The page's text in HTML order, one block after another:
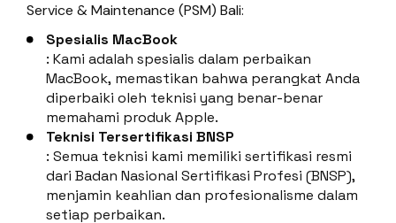
Service & Maintenance (PSM) Bali:
Spesialis MacBook
: Kami adalah spesialis dalam perbaikan
MacBook, memastikan bahwa perangkat Anda
diperbaiki oleh teknisi yang benar-benar
memahami produk Apple.
Teknisi Tersertifikasi BNSP
: Semua teknisi kami memiliki sertifikasi resmi
dari Badan Nasional Sertifikasi Profesi (BNSP),
menjamin keahlian dan profesionalisme dalam
setiap perbaikan.